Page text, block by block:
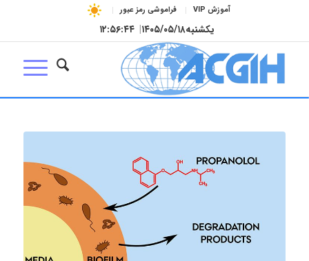
آموزش VIP فراموشی رمز عبور
یکشنبه۱۴۰۵/۰۵/۱۸| ۱۲:۵۶:۴۵